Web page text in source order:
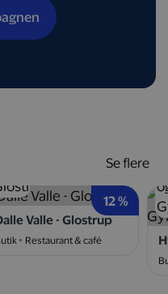
12 %
Valle - Glostrup
Restaurant & café
Se flere